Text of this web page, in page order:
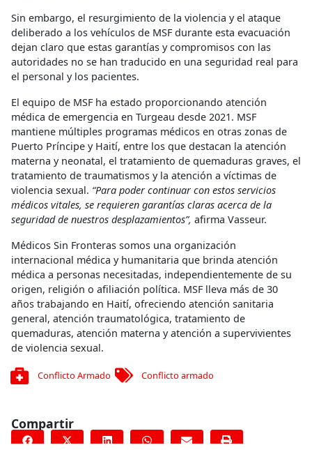
Sin embargo, el resurgimiento de la violencia y el ataque
deliberado a los vehículos de MSF durante esta evacuación
dejan claro que estas garantías y compromisos con las
autoridades no se han traducido en una seguridad real para
el personal y los pacientes.
El equipo de MSF ha estado proporcionando atención
médica de emergencia en Turgeau desde 2021. MSF
mantiene múltiples programas médicos en otras zonas de
Puerto Príncipe y Haití, entre los que destacan la atención
materna y neonatal, el tratamiento de quemaduras graves, el
tratamiento de traumatismos y la atención a víctimas de
violencia sexual. “Para poder continuar con estos servicios
médicos vitales, se requieren garantías claras acerca de la
seguridad de nuestros desplazamientos”, afirma Vasseur.
Médicos Sin Fronteras somos una organización
internacional médica y humanitaria que brinda atención
médica a personas necesitadas, independientemente de su
origen, religión o afiliación política. MSF lleva más de 30
años trabajando en Haití, ofreciendo atención sanitaria
general, atención traumatológica, tratamiento de
quemaduras, atención materna y atención a supervivientes
de violencia sexual.
Conflicto Armado Conflicto armado
Compartir